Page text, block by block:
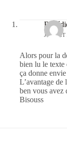
JUILLET
Alors pour la
bien lu le texte
ça donne
L’avantage de
ben vous avez
Bisouss